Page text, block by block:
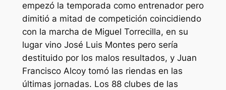
empezó la temporada como entrenador pero
dimitió a mitad de competición coincidiendo
con la marcha de Miguel Torrecilla, en su
lugar vino José Luis Montes pero sería
destituido por los malos resultados, y Juan
Francisco Alcoy tomó las riendas en las
últimas jornadas. Los 88 clubes de las